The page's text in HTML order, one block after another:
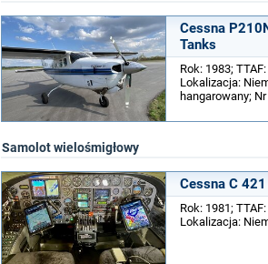
Cessna
Tanks
Rok: 1983;
Lokalizacja:
hangarowany;
Samolot wielośmigłowy
Cessna C
Rok: 1981;
Lokalizacja: